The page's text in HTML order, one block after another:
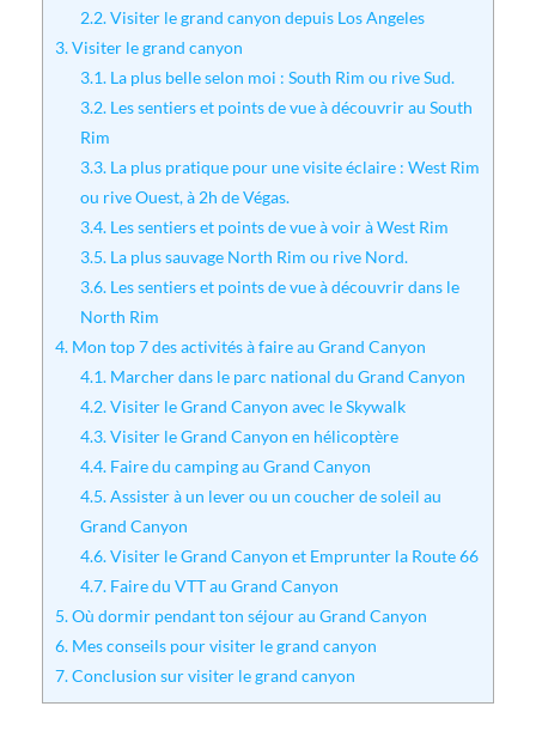
2.2.Visiter le grand canyon depuis Los Angeles
3.Visiter le grand canyon
3.1. La plus belle selon moi : South Rim ou rive Sud.
3.2. Les sentiers et points de vue à découvrir au South
Rim
3.3. La plus pratique pour une visite éclaire : West Rim
ou rive Ouest, à 2h de Végas.
3.4. Les sentiers et points de vue à voir à West Rim
3.5. La plus sauvage North Rim ou rive Nord.
3.6. Les sentiers et points de vue à découvrir dans le
North Rim
4. Mon top 7 des activités à faire au Grand Canyon
4.1. Marcher dans le parc national du Grand Canyon
4.2.Visiter le Grand Canyon avec le Skywalk
4.3.Visiter le Grand Canyon en hélicoptère
4.4. Faire du camping au Grand Canyon
4.5.Assister à un lever ou un coucher de soleil au
Grand Canyon
4.6.Visiter le Grand Canyon et Emprunter la Route 66
4.7. Faire du VTT au Grand Canyon
5.Où dormir pendant ton séjour au Grand Canyon
6. Mes conseils pour visiter le grand canyon
7.Conclusion sur visiter le grand canyon